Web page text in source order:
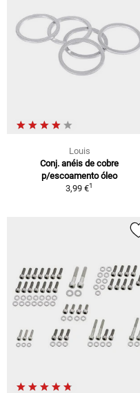
Louis
Conj. anéis de cobre
p/escoamento óleo
3,99 €1